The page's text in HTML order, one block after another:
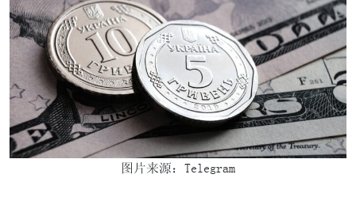
图片来源：Telegram